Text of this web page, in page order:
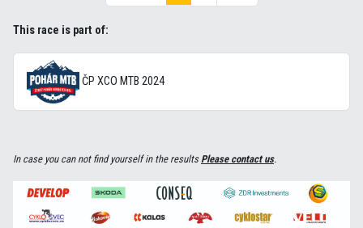
This race is part of:
ČP XCO MTB 2024
In case you can not find yourself in the resultsPlease contact us.